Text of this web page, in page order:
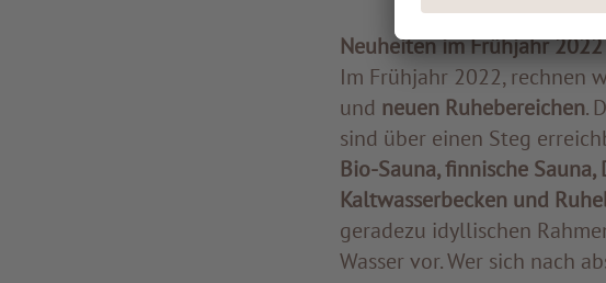
Neuheiten im Frühjahr 2022
Im Frühjahr 2022, rechnen
und neuen Ruhebereichen.
sind über einen Steg
Bio-Sauna, finnische
Kaltwasserbecken und
geradezu idyllischen
Wasser vor. Wer sich nach